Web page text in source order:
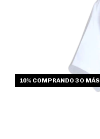
10% COMPRANDO 3 O MÁS